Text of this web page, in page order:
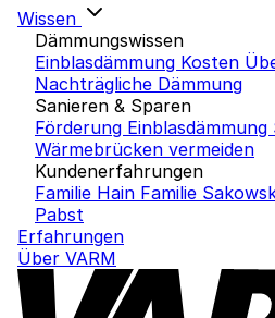
Wissen
Dämmungswissen
Einblasdämmung Kosten
Nachträgliche Dämmung
Sanieren & Sparen
Förderung Einblasdämmung
Wärmebrücken vermeiden
Kundenerfahrungen
Familie Hain Familie
Pabst
Erfahrungen
Über VARM